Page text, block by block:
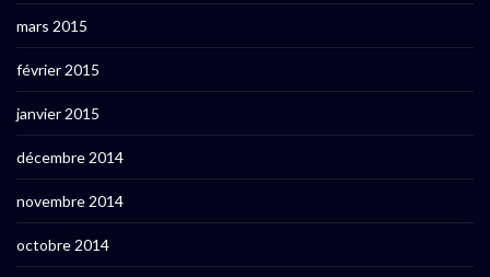
mars 2015
février 2015
janvier 2015
décembre 2014
novembre 2014
octobre 2014